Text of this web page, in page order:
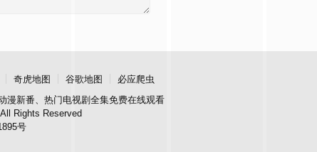
奇虎地图 谷歌地图
必应爬虫
漫新番、热门电视剧全集免费在线观看
Rights Reserved
号